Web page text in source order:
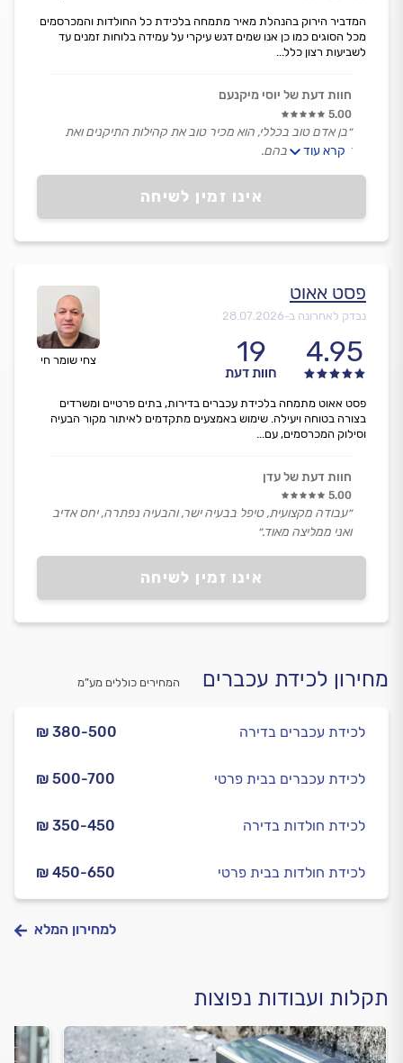
אינו זמין לשיחה
המדביר הירוק בהנהלת מאיר מתמחה בלכידת כל החולדות והמכרסמים
מכל הסוגים כמו כן אנו שמים דגש עיקרי על עמידה בלוחות זמנים עד
לשביעות רצון כלל...
חוות דעת של יוסי מיקנעם
5.00
״בן אדם טוב בכללי, הוא מכיר טוב את קהילות התיקנים ואת
דרכי הטיפול בהם.
לסיים בלי לבקש יותר ממה שסוכם ביננו.״
קרא עוד
צחי שומר חי
פסט אאוט
נבדק לאחרונה ב-28.07.2026
4.95
19
חוות דעת
אינו זמין לשיחה
פסט אאוט מתמחה בלכידת עכברים בדירות, בתים פרטיים ומשרדים
בצורה בטוחה ויעילה. שימוש באמצעים מתקדמים לאיתור מקור הבעיה
וסילוק המכרסמים, עם...
חוות דעת של עדן
5.00
״עבודה מקצועית, טיפל בבעיה ישר, והבעיה נפתרה, יחס אדיב
ואני ממליצה מאוד.״
מחירון לכידת עכברים המחירים כוללים מע”מ
₪ 380-500 לכידת עכברים בדירה
₪ 500-700 לכידת עכברים בבית פרטי
₪ 350-450 לכידת חולדות בדירה
₪ 450-650 לכידת חולדות בבית פרטי
למחירון המלא
תקלות ועבודות נפוצות